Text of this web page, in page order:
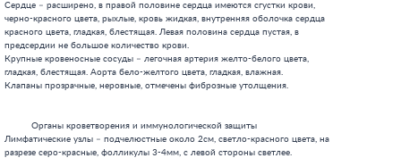
Сердце – расширено, в правой половине сердца имеются сгустки крови,
черно-красного цвета, рыхлые, кровь жидкая, внутренняя оболочка сердца
красного цвета, гладкая, блестящая. Левая половина сердца пустая, в
предсердии не большое количество крови.
Крупные кровеносные сосуды – легочная артерия желто-белого цвета,
гладкая, блестящая. Аорта бело-желтого цвета, гладкая, влажная.
Клапаны прозрачные, неровные, отмечены фиброзные утолщения.
          Органы кроветворения и иммунологической защиты
Лимфатические узлы – подчелюстные около 2см, светло-красного цвета, на
разрезе серо-красные, фолликулы 3-4мм, с левой стороны светлее.